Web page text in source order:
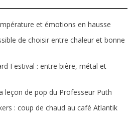
et émotions en hausse
de choisir entre chaleur et bonne
Festival : entre bière, métal et
leçon de pop du Professeur Puth
: coup de chaud au café Atlantik